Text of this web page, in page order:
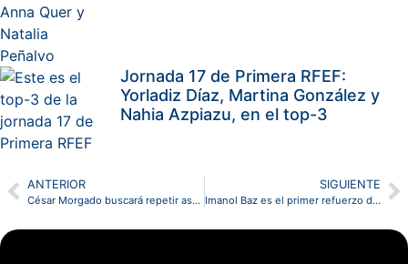
Jornada 17 de Primera RFEF:
Yorladiz Díaz, Martina González y
Nahia Azpiazu, en el top-3
ANTERIOR
César Morgado buscará repetir ascenso, esta vez con el Gimnàstic de Tarragona
SIGUIENTE
Imanol Baz es el primer refuerzo del FC Cartagena